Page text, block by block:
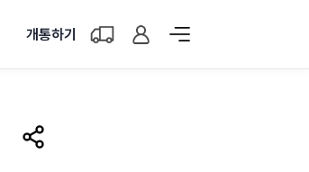
개통하기
공유하기